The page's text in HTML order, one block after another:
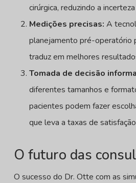
cirúrgica, reduzindo a
Medições precisas: A
planejamento pré-operatório
traduz em melhores
Tomada de decisão
diferentes tamanhos e
pacientes podem fazer
que leva a taxas de
O futuro das
O sucesso do Dr. Otte com as